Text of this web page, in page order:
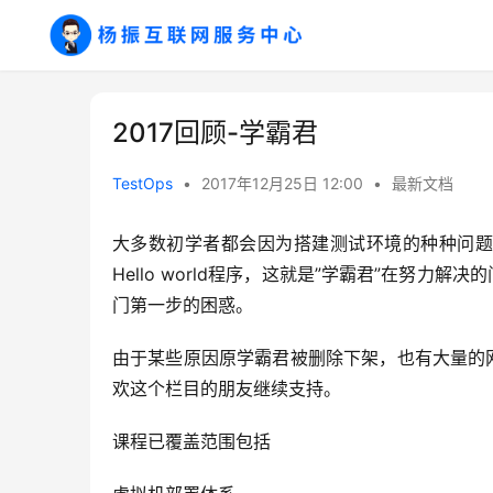
2017回顾-学霸君
TestOps • 2017年12月25日 12:00 • 最新文档
大多数初学者都会因为搭建测试环境的种种问
Hello world程序，这就是”学霸君”在努力解决
门第一步的困惑。
由于某些原因原学霸君被删除下架，也有大量
欢这个栏目的朋友继续支持。
课程已覆盖范围包括